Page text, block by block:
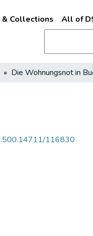
& Collections All of
116830